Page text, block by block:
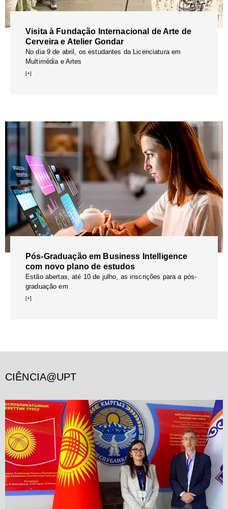
Visita à Fundação Internacional de Arte de
Cerveira e Atelier Gondar
No dia 9 de abril, os estudantes da Licenciatura em
Multimédia e Artes
[+]
Pós-Graduação em Business Intelligence
com novo plano de estudos
Estão abertas, até 10 de julho, as inscrições para a pós-
graduação em
[+]
CIÊNCIA@UPT